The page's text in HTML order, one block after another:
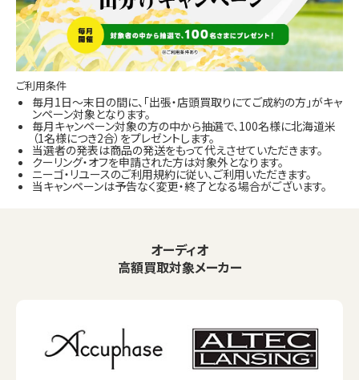
ご利用条件
毎月1日～末日の間に、「出張・店頭買取りにてご成約の方」がキャ
ンペーン対象となります。
毎月キャンペーン対象の方の中から抽選で、100名様に北海道米
（1名様につき2合）をプレゼントします。
当選者の発表は商品の発送をもって代えさせていただきます。
クーリング・オフを申請された方は対象外となります。
ニーゴ・リユースのご利用規約に従い、ご利用いただきます。
当キャンペーンは予告なく変更・終了となる場合がございます。
オーディオ
高額買取対象メーカー